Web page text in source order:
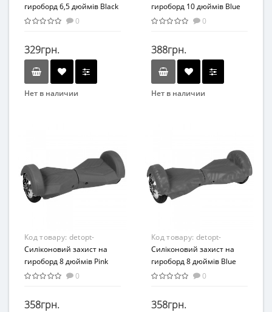
гироборд 6,5 дюймів Black
(Чорний)
0
329грн.
Нет в наличии
гироборд 10 дюймів Blue
(Синій)
0
388грн.
Нет в наличии
Код товару: detopt-
876306
Силіконовий захист на
гироборд 8 дюймів Pink
(Рожевий)
0
358грн.
Код товару: detopt-
876305
Силіконовий захист на
гироборд 8 дюймів Blue
(Синій)
0
358грн.